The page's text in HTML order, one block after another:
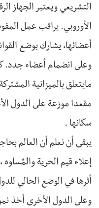
التشريعي ويعتبر الجهاز
الأوروبي. يراقب عمل
أعضائها، يشارك بوضع
وعلى انضمام أعضاء جدد.
مقعدا موزعة على الدول
سكانها .
يبقى أن نعلم أن العالم
إعلاء قيم الحرية والمٌساوه
أثرها في الوضع الحالي
وعلى الدول الأخرى أخذ